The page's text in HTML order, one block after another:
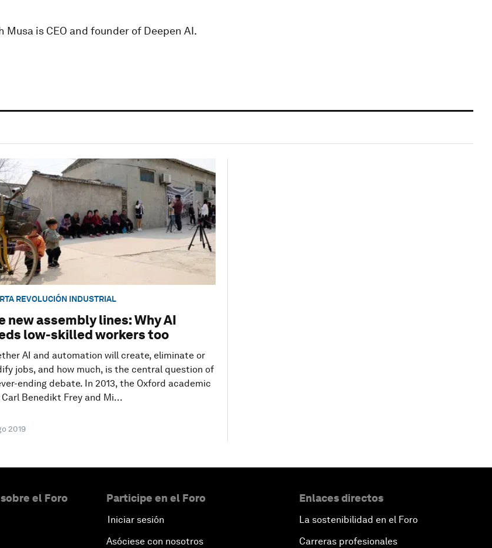
Musa is CEO and founder of Deepen AI.
REVOLUCIÓN INDUSTRIAL
new assembly lines: Why AI
low-skilled workers too
AI and automation will create, eliminate or
jobs, and how much, is the central question of
ending debate. In 2013, the Oxford academic
Carl Benedikt Frey and Mi...
2019
el Foro Participe en el Foro
Iniciar sesión
Asóciese con nosotros
Enlaces directos
La sostenibilidad en el Foro
Carreras profesionales